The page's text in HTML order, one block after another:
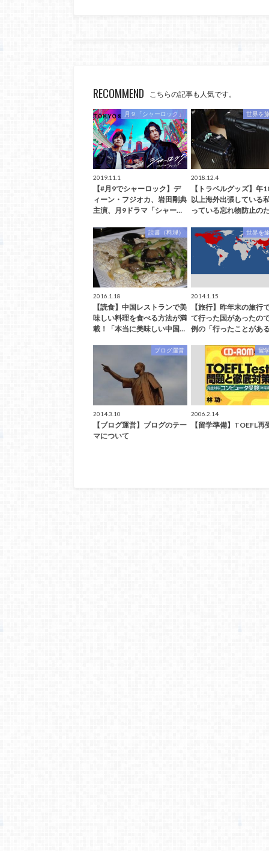
RECOMMEND こちらの記事も人気です。
月９「シャーロック」
2019.11.1
【#月9でシャーロック】デ
ィーン・フジオカ、岩田剛典
主演、月9ドラマ「シャー…
世界を
2018.12.4
【トラベルグッズ】年
以上海外出張している
っている忘れ物防止の
読書（料理）
2016.1.18
【読食】中国レストランで美
味しい料理を食べる方法が満
載！「本当に美味しい中国…
世界を
2014.1.15
【旅行】昨年末の旅行
て行った国があったの
例の「行ったことがあ
ブログ運営
2014.3.10
【ブログ運営】ブログのテー
マについて
留
2006.2.14
【留学準備】TOEFL再